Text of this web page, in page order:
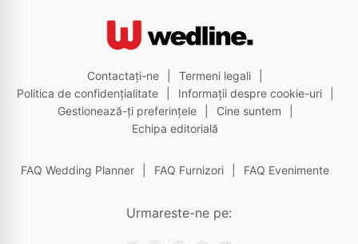
Contactați-ne Termeni legali
Politica de confidențialitate
Informații despre cookie-uri
Gestionează-ți preferințele
Cine suntem
Echipa editorială
FAQ Wedding Planner FAQ Furnizori FAQ Evenimente
Urmareste-ne pe: